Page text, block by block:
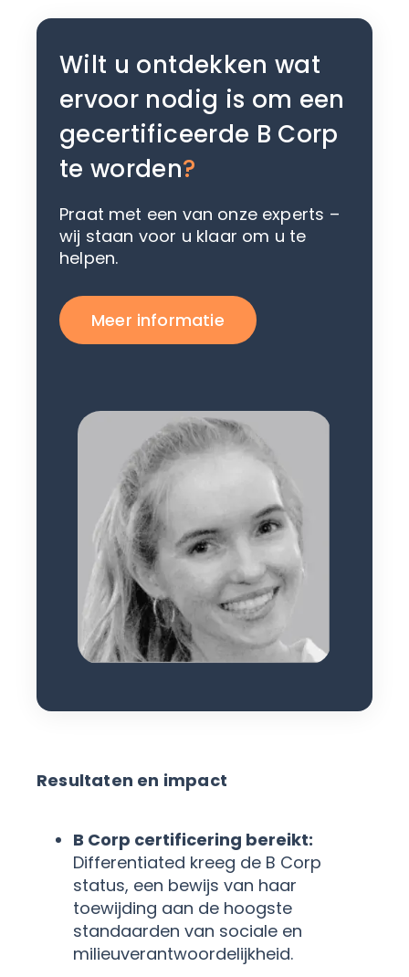
Wilt u ontdekken wat
ervoor nodig is om een
gecertificeerde B Corp
te worden?
Praat met een van onze experts –
wij staan voor u klaar om u te
helpen.
Meer informatie
Resultaten en impact
B Corp certificering bereikt:
Differentiated kreeg de B Corp
status, een bewijs van haar
toewijding aan de hoogste
standaarden van sociale en
milieuverantwoordelijkheid.